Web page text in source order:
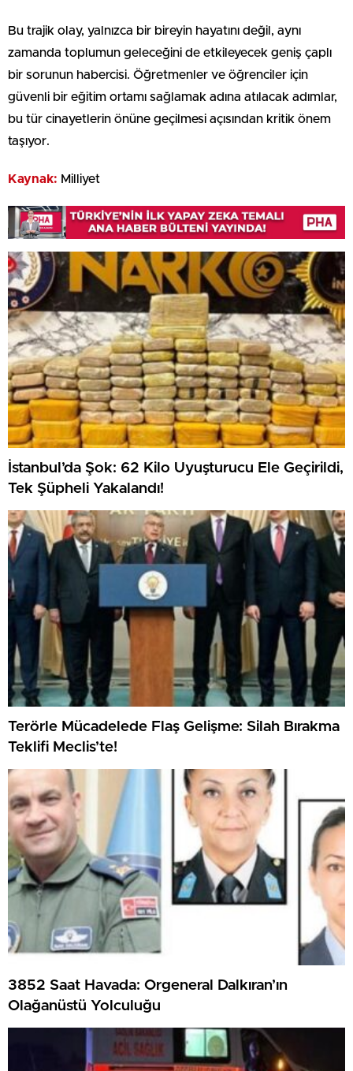
Bu trajik olay, yalnızca bir bireyin hayatını değil, aynı
zamanda toplumun geleceğini de etkileyecek geniş çaplı
bir sorunun habercisi. Öğretmenler ve öğrenciler için
güvenli bir eğitim ortamı sağlamak adına atılacak adımlar,
bu tür cinayetlerin önüne geçilmesi açısından kritik önem
taşıyor.
Kaynak: Milliyet
İstanbul’da Şok: 62 Kilo Uyuşturucu Ele Geçirildi,
Tek Şüpheli Yakalandı!
Terörle Mücadelede Flaş Gelişme: Silah Bırakma
Teklifi Meclis’te!
3852 Saat Havada: Orgeneral Dalkıran’ın
Olağanüstü Yolculuğu